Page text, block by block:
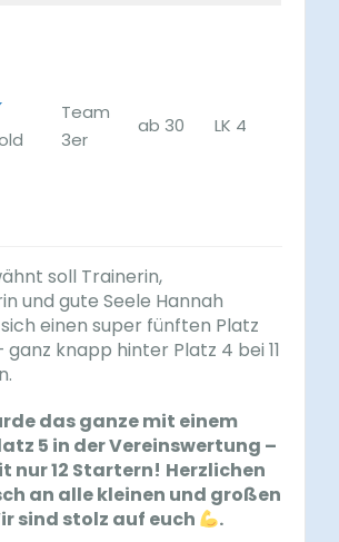
Team
3er
ab 30 LK 4
soll Trainerin,
und gute Seele Hannah
einen super fünften Platz
knapp hinter Platz 4 bei 11
das ganze mit einem
5 in der Vereinswertung –
nur 12 Startern! Herzlichen
an alle kleinen und großen
sind stolz auf euch
.